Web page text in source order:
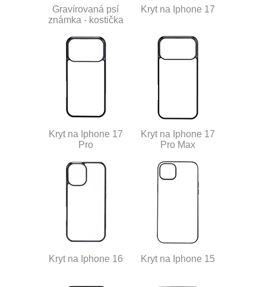
Gravírovaná psí
známka - kostička
Kryt na Iphone 17
Kryt na Iphone 17
Pro
Kryt na Iphone 17
Pro Max
Kryt na Iphone 16 Kryt na Iphone 15